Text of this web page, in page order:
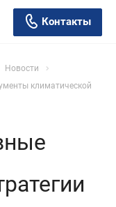
Контакты
Новости
климатической